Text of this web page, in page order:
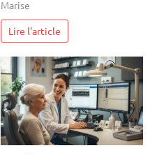
Marise
Lire l'article